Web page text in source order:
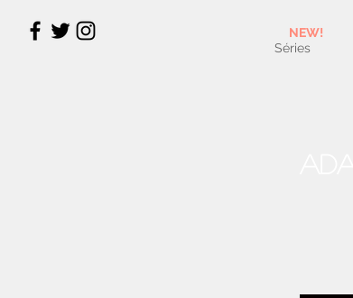
Séries
NEW!